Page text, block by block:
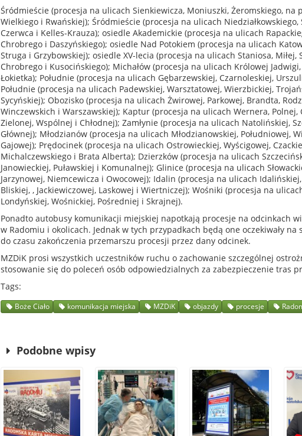
Śródmieście (procesja na ulicach Sienkiewicza, Moniuszki, Żeromskiego, na
Wielkiego i Rwańskiej); Śródmieście (procesja na ulicach Niedziałkowskiego,
Czerwca i Kelles-Krauza); osiedle Akademickie (procesja na ulicach
Chrobrego i Daszyńskiego); osiedle Nad Potokiem (procesja na ulicach
Struga i Grzybowskiej); osiedle XV-lecia (procesja na ulicach Staniosa, Miłej,
Chrobrego i Kusocińskiego); Michałów (procesja na ulicach Królowej
Łokietka); Południe (procesja na ulicach Gębarzewskiej, Czarnoleskiej,
Południe (procesja na ulicach Padewskiej, Warsztatowej, Wierzbickiej,
Sycyńskiej); Obozisko (procesja na ulicach Żwirowej, Parkowej, Brandta,
Winczewskich i Warszawskiej); Kaptur (procesja na ulicach Wernera, Polnej,
Zielonej, Wspólnej i Chłodnej); Zamłynie (procesja na ulicach Natolińskiej,
Głównej); Młodzianów (procesja na ulicach Młodzianowskiej, Południowej,
Gajowej); Prędocinek (procesja na ulicach Ostrowieckiej, Wyścigowej,
Michalczewskiego i Brata Alberta); Dzierzków (procesja na ulicach
Janowieckiej, Puławskiej i Komunalnej); Glinice (procesja na ulicach
Jarzynowej, Niemcewicza i Owocowej); Idalin (procesja na ulicach
Bliskiej, , Jackiewiczowej, Laskowej i Wiertniczej); Wośniki (procesja na
Londyńskiej, Wośnickiej, Pośredniej i Skrajnej).
Ponadto autobusy komunikacji miejskiej napotkają procesje na odcinkach
w Radomiu i okolicach. Jednak w tych przypadkach będą one oczekiwały na
do czasu zakończenia przemarszu procesji przez dany odcinek.
MZDiK prosi wszystkich uczestników ruchu o zachowanie szczególnej
stosowanie się do poleceń osób odpowiedzialnych za zabezpieczenie tras
Tags
Boże Ciało komunikacja miejska MZDiK objazdy procesje
Podobne wpisy